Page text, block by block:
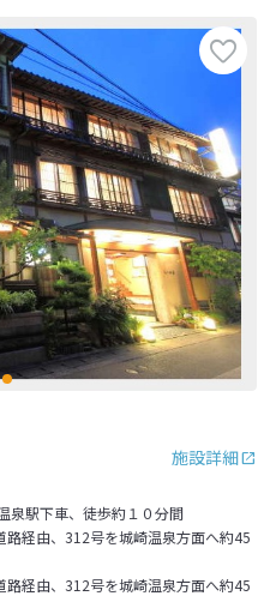
施設詳細
泉駅下車、徒歩約１０分間
経由、312号を城崎温泉方面へ約45
経由、312号を城崎温泉方面へ約45